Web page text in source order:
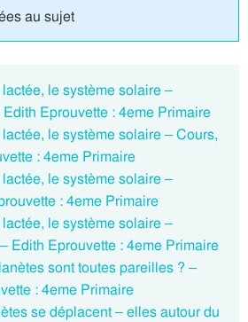
au sujet
le système solaire –
Eprouvette : 4eme Primaire
le système solaire – Cours,
: 4eme Primaire
le système solaire –
: 4eme Primaire
le système solaire –
Edith Eprouvette : 4eme Primaire
sont toutes pareilles ? –
: 4eme Primaire
se déplacent – elles autour du